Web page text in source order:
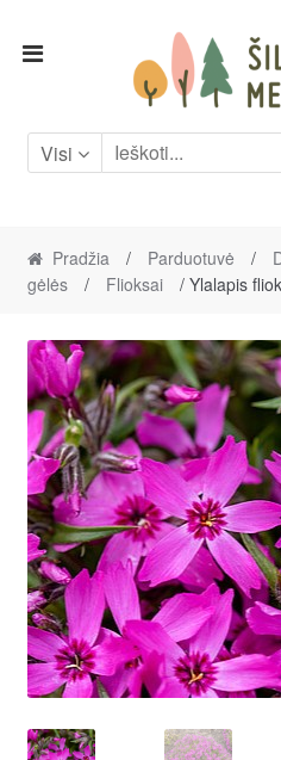
Skip
Skip
Visi
Pradžia / Parduotuvė /
gėlės
/ Flioksai / Ylalapis